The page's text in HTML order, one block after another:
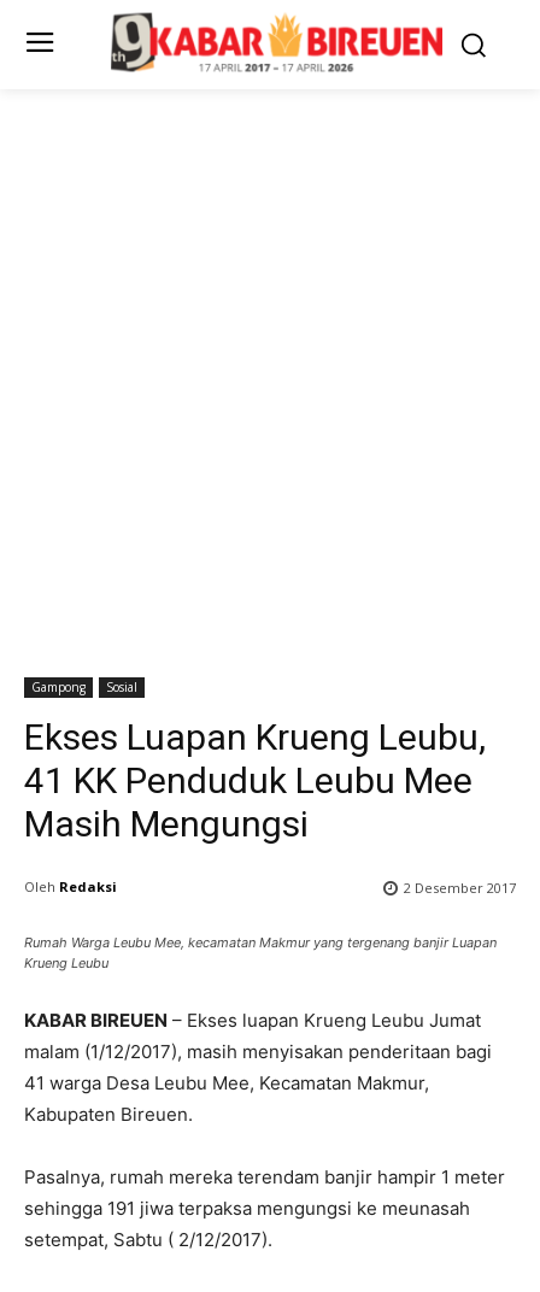
Gampong Sosial
Ekses Luapan Krueng Leubu,
41 KK Penduduk Leubu Mee
Masih Mengungsi
Oleh Redaksi 2 Desember 2017
Rumah Warga Leubu Mee, kecamatan Makmur yang tergenang banjir Luapan
Krueng Leubu
KABAR BIREUEN – Ekses luapan Krueng Leubu Jumat
malam (1/12/2017), masih menyisakan penderitaan bagi
41 warga Desa Leubu Mee, Kecamatan Makmur,
Kabupaten Bireuen.
Pasalnya, rumah mereka terendam banjir hampir 1 meter
sehingga 191 jiwa terpaksa mengungsi ke meunasah
setempat, Sabtu ( 2/12/2017).